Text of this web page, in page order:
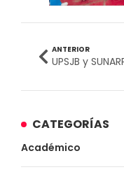
ANTERIOR
CATEGORÍAS
Académico